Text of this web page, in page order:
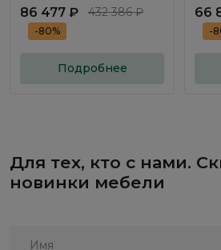
86 477 ₽ 432 386 ₽
-80%
Подробнее
66
-
Для тех, кто с нами.
новинки мебели